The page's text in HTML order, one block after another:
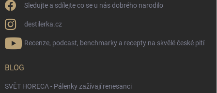
Sledujte a sdílejte co se u nás dobrého narodilo
destilerka.cz
Recenze, podcast, benchmarky a recepty na skvělé české pití
BLOG
SVĚT HORECA - Pálenky zažívají renesanci